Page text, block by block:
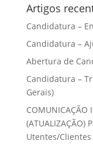
Artigos
Candidatura –
Candidatura –
Abertura de
Candidatura –
Gerais)
COMUNICAÇÃO
(ATUALIZAÇÃO)
Utentes/Clientes